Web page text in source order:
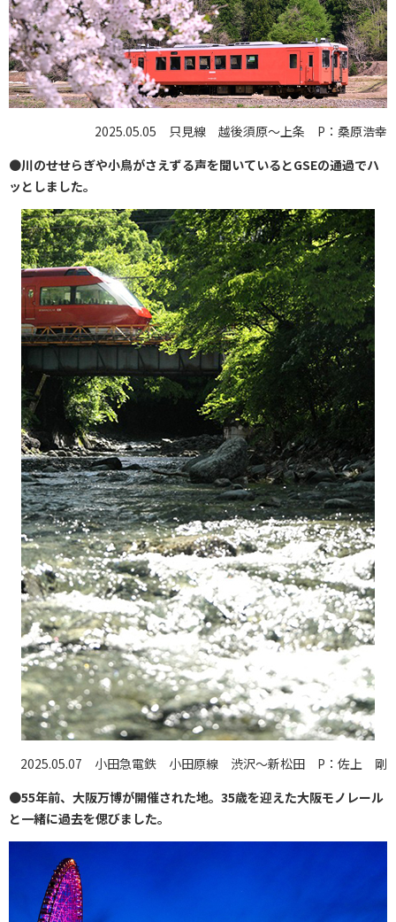
2025.05.05 只見線 越後須原～上条 P：桑原浩幸
●川のせせらぎや小鳥がさえずる声を聞いているとGSEの通過でハ
ッとしました。
2025.05.07 小田急電鉄 小田原線 渋沢～新松田 P：佐上 剛
●55年前、大阪万博が開催された地。35歳を迎えた大阪モノレール
と一緒に過去を偲びました。